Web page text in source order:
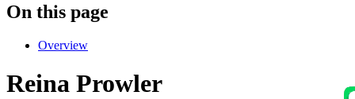
On this page
Overview
Reina Prowler